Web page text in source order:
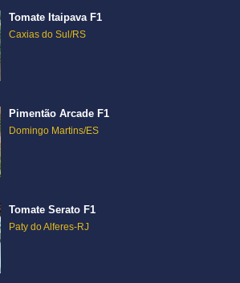
Tomate Itaipava F1
Caxias do Sul/RS
Pimentão Arcade F1
Domingo Martins/ES
Tomate Serato F1
Paty do Alferes-RJ